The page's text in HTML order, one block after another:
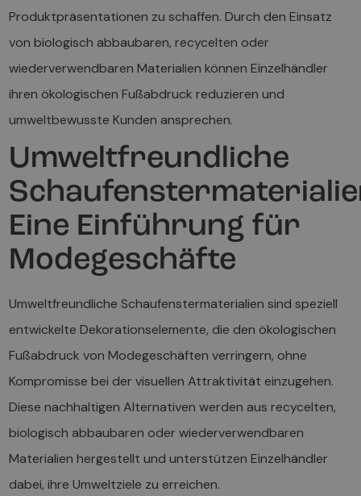
Produktpräsentationen zu schaffen. Durch den Einsatz
von biologisch abbaubaren, recycelten oder
wiederverwendbaren Materialien können Einzelhändler
ihren ökologischen Fußabdruck reduzieren und
umweltbewusste Kunden ansprechen.
Umweltfreundliche
Eine Einführung für
Modegeschäfte
Umweltfreundliche Schaufenstermaterialien sind speziell
entwickelte Dekorationselemente, die den ökologischen
Fußabdruck von Modegeschäften verringern, ohne
Kompromisse bei der visuellen Attraktivität einzugehen.
Diese nachhaltigen Alternativen werden aus recycelten,
biologisch abbaubaren oder wiederverwendbaren
Materialien hergestellt und unterstützen Einzelhändler
dabei, ihre Umweltziele zu erreichen.